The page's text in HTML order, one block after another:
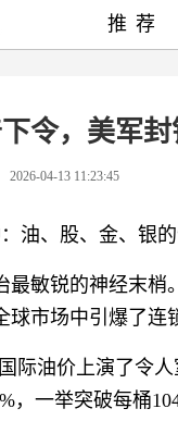
令，美军
2026-04-13 11:23:45
油、股、金、银
最敏锐的神经末
市场中引爆了连
际油价上演了令
，一举突破每桶
推荐